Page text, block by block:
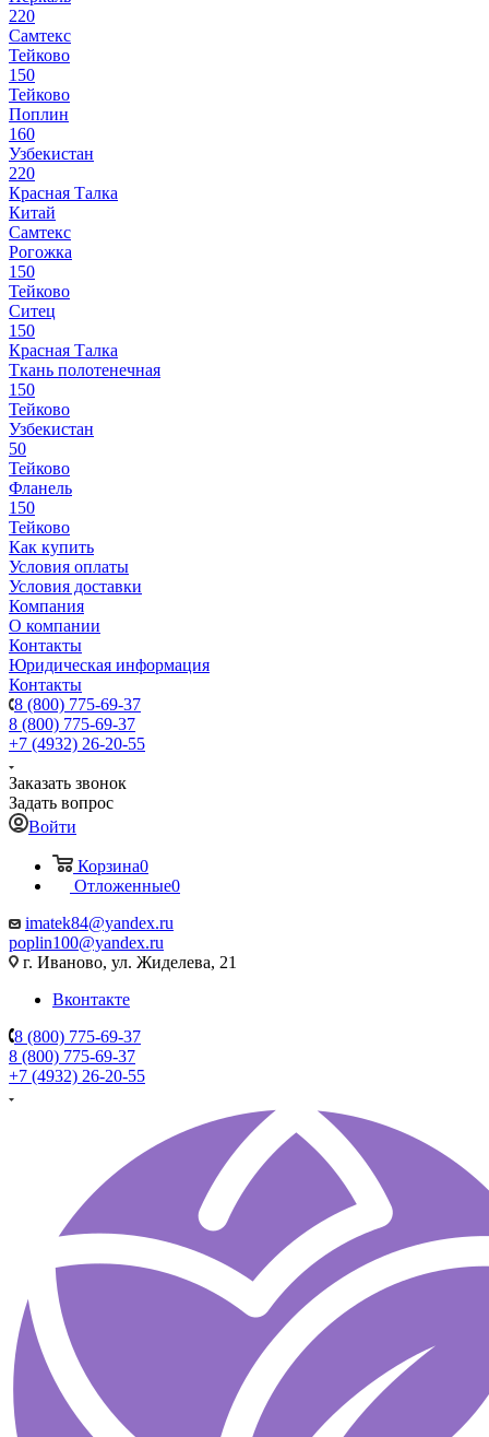
220
Самтекс
Тейково
150
Тейково
Поплин
160
Узбекистан
220
Красная Талка
Китай
Самтекс
Рогожка
150
Тейково
Ситец
150
Красная Талка
Ткань полотенечная
150
Тейково
Узбекистан
50
Тейково
Фланель
150
Тейково
Как купить
Условия оплаты
Условия доставки
Компания
О компании
Контакты
Юридическая информация
Контакты
8 (800) 775-69-37
8 (800) 775-69-37
+7 (4932) 26-20-55
Заказать звонок
Задать вопрос
Войти
Корзина0
Отложенные0
imatek84@yandex.ru
poplin100@yandex.ru
г. Иваново, ул. Жиделева, 21
Вконтакте
8 (800) 775-69-37
8 (800) 775-69-37
+7 (4932) 26-20-55